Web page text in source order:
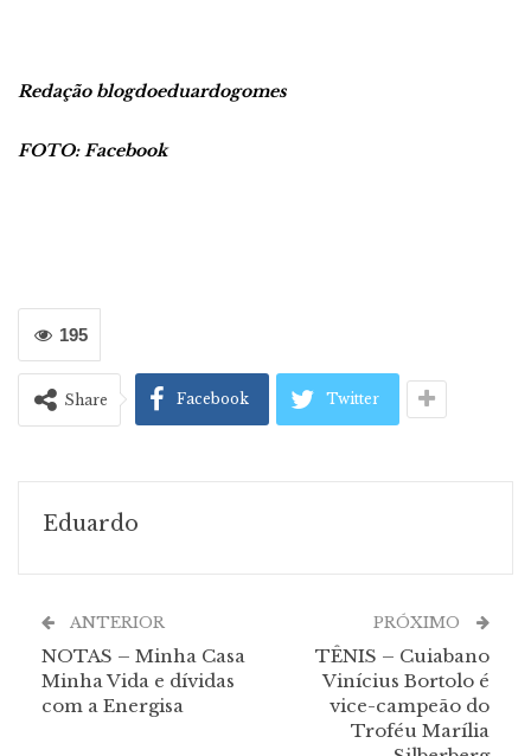
Redação blogdoeduardogomes
FOTO: Facebook
195
Share Facebook Twitter
Eduardo
ANTERIOR
NOTAS – Minha Casa
Minha Vida e dívidas
com a Energisa
PRÓXIMO
TÊNIS – Cuiabano
Vinícius Bortolo é
vice-campeão do
Troféu Marília